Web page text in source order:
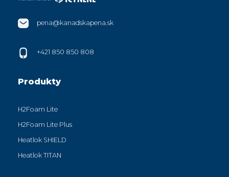
pena@kanadskapena.sk
+421 850 850 808
Produkty
H2Foam Lite
H2Foam Lite Plus
Heatlok SHIELD
Heatlok TITAN